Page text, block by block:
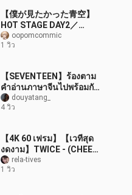
【僕が見たかった青空】
HOT STAGE DAY2／
TOKYO IDOL FESTIVAL
2026
oopomcommic
1 วิว
【SEVENTEEN】ร้องตาม
คำอ่านภาษาจีนไปพร้อมกัน
กับเพลง «God of Music»
ฉบับคัฟเวอร์โดยนักร้อง
douyatang_
4 วิว
【4K 60 เฟรม】【เวทีสุด
งดงาม】TWICE - (CHEER
UP + Touchdown) การ
แสดงบนเวทีความละเอียด
rela-tives
1 วิว